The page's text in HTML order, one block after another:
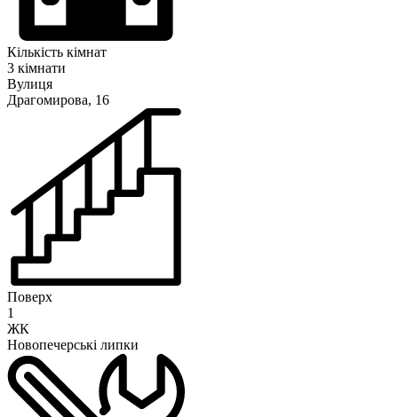
Кількість кімнат
3 кімнати
Вулиця
Драгомирова, 16
Поверх
1
ЖК
Новопечерські липки